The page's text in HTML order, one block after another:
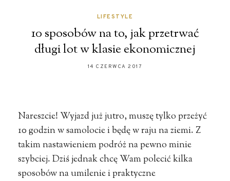
LIFESTYLE
10 sposobów na to, jak przetrwać
długi lot w klasie ekonomicznej
14 CZERWCA 2017
Nareszcie! Wyjazd już jutro, muszę tylko przeżyć
10 godzin w samolocie i będę w raju na ziemi. Z
takim nastawieniem podróż na pewno minie
szybciej. Dziś jednak chcę Wam polecić kilka
sposobów na umilenie i praktyczne